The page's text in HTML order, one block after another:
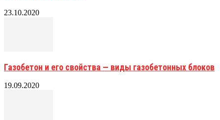
23.10.2020
Газобетон и его свойства — виды газобетонных блоков
19.09.2020